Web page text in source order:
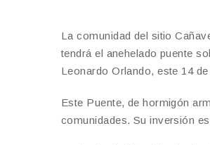
La comunidad del sitio
tendrá el anehelado puente
Leonardo Orlando, este 14
Este Puente, de hormigón
comunidades. Su inversión